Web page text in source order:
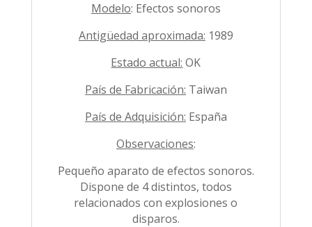
Modelo: Efectos sonoros
Antigüedad aproximada: 1989
Estado actual: OK
País de Fabricación: Taiwan
País de Adquisición: España
Observaciones:
Pequeño aparato de efectos sonoros.
Dispone de 4 distintos, todos
relacionados con explosiones o
disparos.